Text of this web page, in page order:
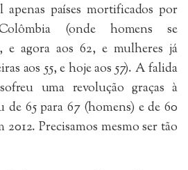
apenas países mortificados por
(onde homens se
e agora aos 62, e mulheres já
aos 55, e hoje aos 57). A falida
uma revolução graças à
de 65 para 67 (homens) e de 60
2012. Precisamos mesmo ser tão